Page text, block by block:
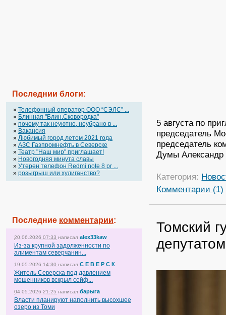
Последнии блоги:
» Телефонный оператор OOO “СЭЛС” ...
» Блинная "Блин.Сковородка"
» почему так неуютно, неубрано в ...
» Вакансия
» Любимый город летом 2021 года
» АЗС Газпромнефть в Северске
» Театр "Наш мир" приглашает!
» Новогодняя минута славы
» Утерен телефон Redmi note 8 pr ...
» розыгрыш или хулиганство?
Последние комментарии:
20.06.2026 07:33 написал alex33kaw
Из-за крупной задолженности по
алиментам северчанин...
19.05.2026 14:30 написал С Е В Е Р С К
Житель Северска под давлением
мошенников вскрыл сейф...
04.05.2026 21:25 написал барыга
Власти планируют наполнить высохшее
озеро из Томи
5 августа по
председатель
председатель
Думы Александр
Категория:
Комментарии (1)
Томский